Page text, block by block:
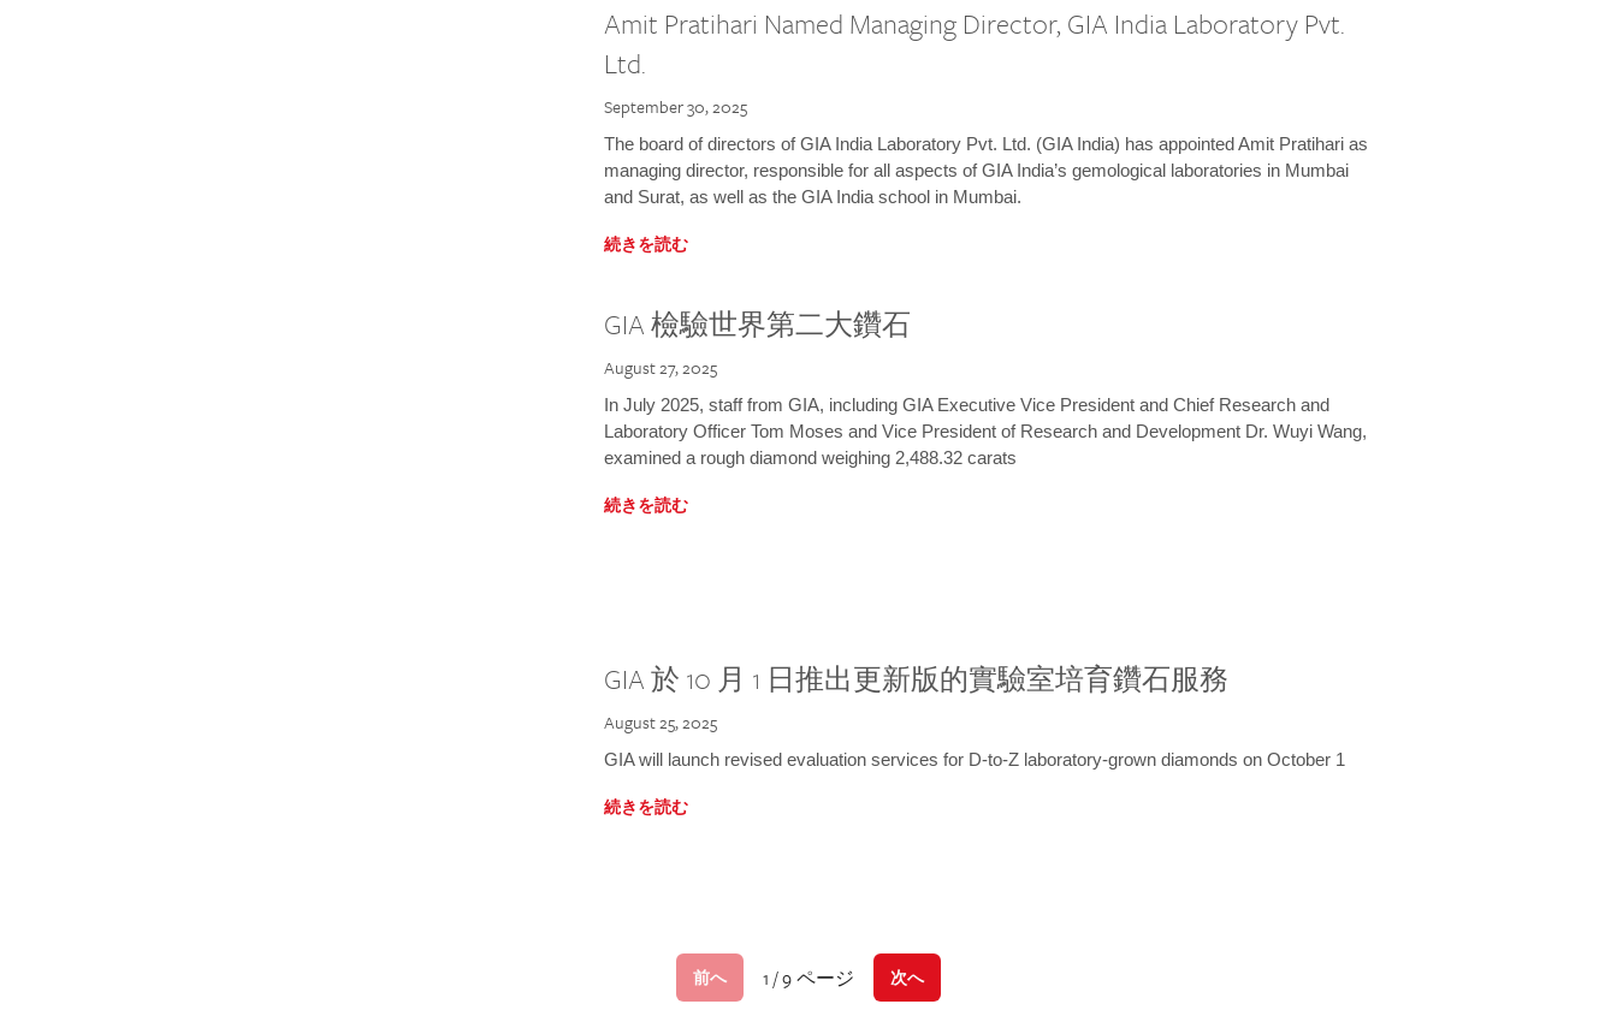
Amit Pratihari Named Managing Director, GIA India Laboratory Pvt.
Ltd.
September 30, 2025
The board of directors of GIA India Laboratory Pvt. Ltd. (GIA India) has appointed Amit Pratihari as
managing director, responsible for all aspects of GIA India’s gemological laboratories in Mumbai
and Surat, as well as the GIA India school in Mumbai.
続きを読む
GIA 檢驗世界第二大鑽石
August 27, 2025
In July 2025, staff from GIA, including GIA Executive Vice President and Chief Research and
Laboratory Officer Tom Moses and Vice President of Research and Development Dr. Wuyi Wang,
examined a rough diamond weighing 2,488.32 carats
続きを読む
GIA 於 10 月 1 日推出更新版的實驗室培育鑽石服務
August 25, 2025
GIA will launch revised evaluation services for D-to-Z laboratory-grown diamonds on October 1
続きを読む
前へ 1 / 9 ページ 次へ